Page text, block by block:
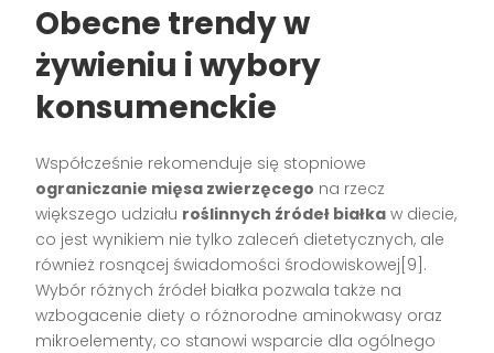
Obecne trendy w
żywieniu i wybory
konsumenckie
Współcześnie rekomenduje się stopniowe
ograniczanie mięsa zwierzęcego na rzecz
większego udziału roślinnych źródeł białka w diecie,
co jest wynikiem nie tylko zaleceń dietetycznych, ale
również rosnącej świadomości środowiskowej[9].
Wybór różnych źródeł białka pozwala także na
wzbogacenie diety o różnorodne aminokwasy oraz
mikroelementy, co stanowi wsparcie dla ogólnego